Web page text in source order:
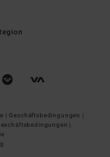
| Geschäftsbedingungen |
|